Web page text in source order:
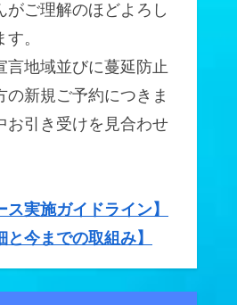
がご理解のほどよろし
。
言地域並びに蔓延防止
の新規ご予約につきま
お引き受けを見合わせ
ス実施ガイドライン】
と今までの取組み】